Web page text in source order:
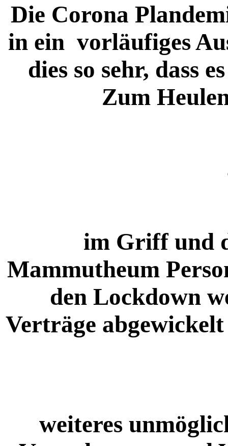
Die Corona
in ein vorläufiges
dies so sehr, dass
Zum
im Griff und
Mammutheum
den Lockdown
Verträge
weiteres